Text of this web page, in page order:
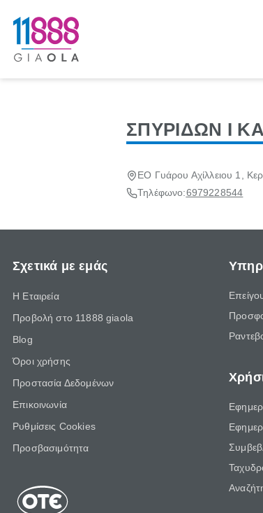
ΣΠΥΡΙΔΩΝ Ι
ΕΟ Γυάρου Αχίλλειου 1,
Τηλέφωνο:6979228544
Σχετικά με εμάς
Η Εταιρεία
Προβολή στο 11888 giaola
Blog
Όροι χρήσης
Προστασία Δεδομένων
Επικοινωνία
Ρυθμίσεις Cookies
Προσβασιμότητα